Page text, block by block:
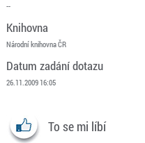
--
Knihovna
Národní knihovna ČR
Datum zadání dotazu
26.11.2009 16:05
To se mi líbí